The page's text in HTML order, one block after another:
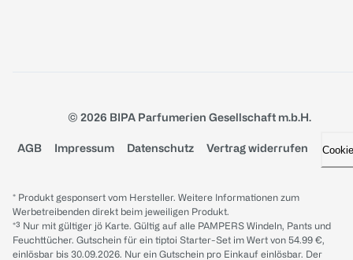
© 2026 BIPA Parfumerien Gesellschaft m.b.H.
AGB Impressum Datenschutz Vertrag widerrufen
* Produkt gesponsert vom Hersteller. Weitere Informationen zum
Werbetreibenden direkt beim jeweiligen Produkt.
*³ Nur mit gültiger jö Karte. Gültig auf alle PAMPERS Windeln, Pants und
Feuchttücher. Gutschein für ein tiptoi Starter-Set im Wert von 54.99 €,
einlösbar bis 30.09.2026. Nur ein Gutschein pro Einkauf einlösbar. Der